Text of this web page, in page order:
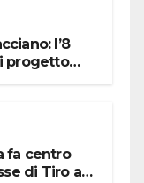
l’8
progetto
fa centro
di Tiro a